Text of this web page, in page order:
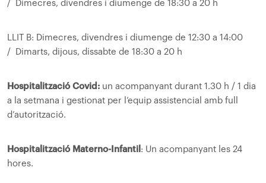
/ Dimecres, divendres i diumenge de 18:30 a 20 h
LLIT B: Dimecres, divendres i diumenge de 12:30 a 14:00
/ Dimarts, dijous, dissabte de 18:30 a 20 h
Hospitalització Covid: un acompanyant durant 1.30 h / 1 dia
a la setmana i gestionat per l’equip assistencial amb full
d’autorització.
Hospitalització Materno-Infantil : Un acompanyant les 24
hores.